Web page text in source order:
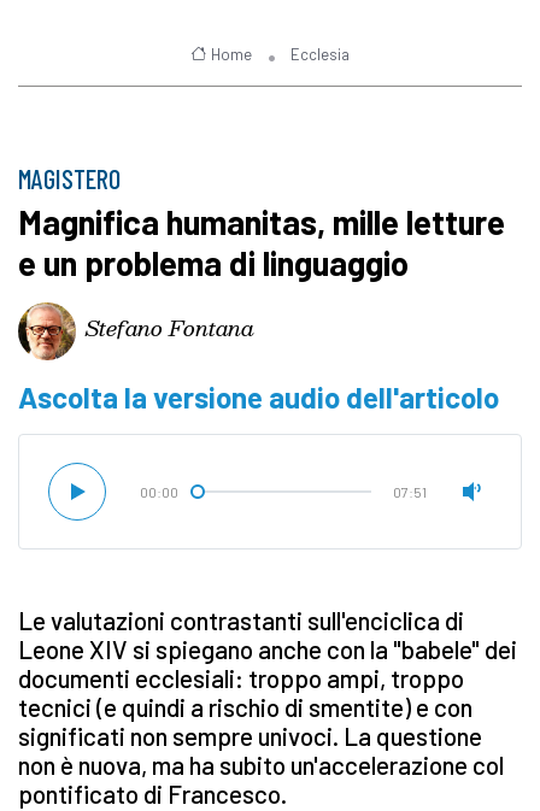
Home Ecclesia
MAGISTERO
Magnifica humanitas, mille letture
e un problema di linguaggio
Stefano Fontana
Ascolta la versione audio dell'articolo
00:00 07:51
Le valutazioni contrastanti sull'enciclica di
Leone XIV si spiegano anche con la "babele" dei
documenti ecclesiali: troppo ampi, troppo
tecnici (e quindi a rischio di smentite) e con
significati non sempre univoci. La questione
non è nuova, ma ha subito un'accelerazione col
pontificato di Francesco.